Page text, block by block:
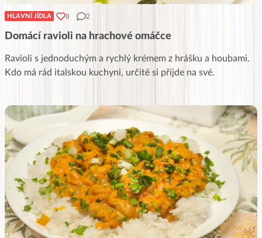
HLAVNÍ JÍDLA 8 2
Domácí ravioli na hrachové omáčce
Ravioli s jednoduchým a rychlý krémem z hrášku a houbami.
Kdo má rád italskou kuchyni, určitě si přijde na své.